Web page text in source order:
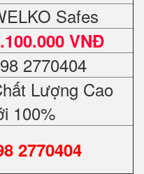
Safes
VNĐ
2770404
Lượng Cao
100%
2770404